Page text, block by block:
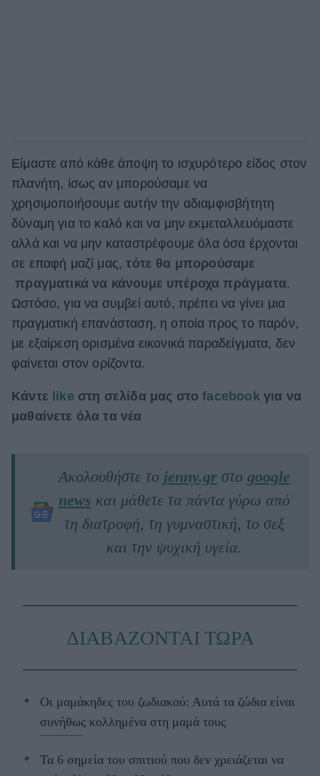
Είμαστε από κάθε άποψη το ισχυρότερο είδος στον
πλανήτη, ίσως αν μπορούσαμε να
χρησιμοποιήσουμε αυτήν την αδιαμφισβήτητη
δύναμη για το καλό και να μην εκμεταλλευόμαστε
αλλά και να μην καταστρέφουμε όλα όσα έρχονται
σε επαφή μαζί μας,τότε θα μπορούσαμε
πραγματικά να κάνουμε υπέροχα πράγματα.
Ωστόσο, για να συμβεί αυτό, πρέπει να γίνει μια
πραγματική επανάσταση, η οποία προς το παρόν,
με εξαίρεση ορισμένα εικονικά παραδείγματα, δεν
φαίνεται στον ορίζοντα.
Κάντε like στη σελίδα μας στοfacebook για να
μαθαίνετε όλα τα νέα
Ακολουθήστε το jenny.grστο google
news και μάθετε τα πάντα γύρω από
τη διατροφή, τη γυμναστική, το σεξ
και την ψυχική υγεία.
ΔΙΑΒΑΖΟΝΤΑΙ ΤΩΡΑ
Οι μαμάκηδες του ζωδιακού: Αυτά τα ζώδια είναι
συνήθως κολλημένα στη μαμά τους
Τα 6 σημεία του σπιτιού που δεν χρειάζεται να